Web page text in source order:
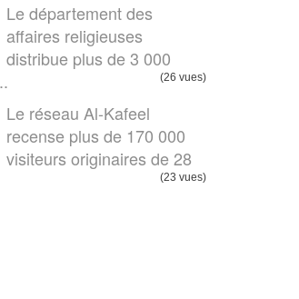
Le département des
affaires religieuses
distribue plus de 3 000
(26 vues)
Le réseau Al-Kafeel
recense plus de 170 000
visiteurs originaires de 28
(23 vues)